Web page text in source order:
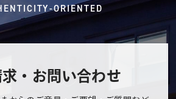
ORIENTED
・お問い合わせ